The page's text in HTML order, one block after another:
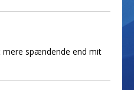
mere spændende end mit